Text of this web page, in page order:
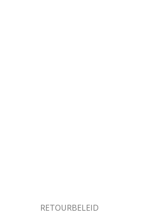
RETOURBELEID